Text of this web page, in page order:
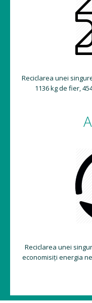
Reciclarea unei
1136 kg de fier,
Reciclarea unei
economisiți energia